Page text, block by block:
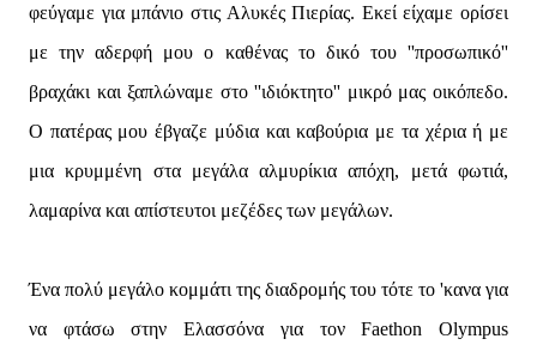
φεύγαμε για μπάνιο στις Αλυκές Πιερίας. Εκεί είχαμε ορίσει
με την αδερφή μου ο καθένας το δικό του ''προσωπικό''
βραχάκι και ξαπλώναμε στο ''ιδιόκτητο'' μικρό μας οικόπεδο.
Ο πατέρας μου έβγαζε μύδια και καβούρια με τα χέρια ή με
μια κρυμμένη στα μεγάλα αλμυρίκια απόχη, μετά φωτιά,
λαμαρίνα και απίστευτοι μεζέδες των μεγάλων.
Ένα πολύ μεγάλο κομμάτι της διαδρομής του τότε το 'κανα για
να φτάσω στην Ελασσόνα για τον Faethon Olympus